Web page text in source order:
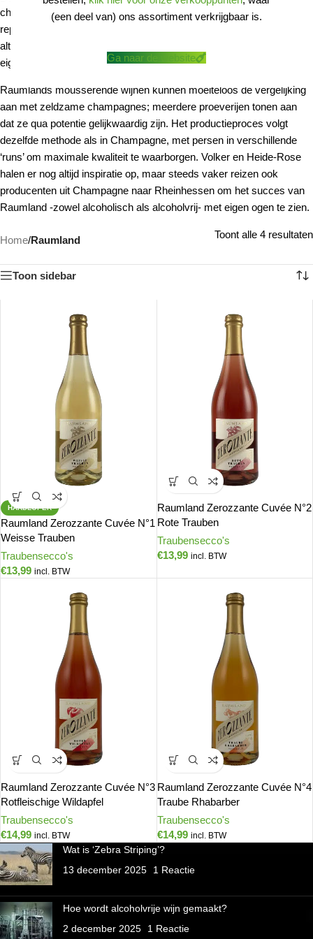
(een deel van) ons assortiment verkrijgbaar is.
Ga naar de website
chardonnay en pinot noir van internationale allure. Toch groeit de
reputatie van Raumland even sterk op het gebied van alcoholvrije
alternatieven, die opvallen door hun vakmanschap en complexiteit;
eigenschappen die je zelden in dit segment tegenkomt.
Raumlands mousserende wijnen kunnen moeiteloos de vergelijking
aan met zeldzame champagnes; meerdere proeverijen tonen aan
dat ze qua potentie gelijkwaardig zijn. Het productieproces volgt
dezelfde methode als in Champagne, met persen in verschillende
‘runs’ om maximale kwaliteit te waarborgen. Volker en Heide-Rose
halen er nog altijd inspiratie op, maar steeds vaker reizen ook
producenten uit Champagne naar Rheinhessen om het succes van
Raumland -zowel alcoholisch als alcoholvrij- met eigen ogen te zien.
Home/Raumland Toont alle 4 resultaten
Toon sidebar
HARDLOPER
Raumland Zerozzante Cuvée N°1
Weisse Trauben
Traubensecco's
€13,99 incl. BTW
Raumland Zerozzante Cuvée N°2
Rote Trauben
Traubensecco's
€13,99 incl. BTW
Raumland Zerozzante Cuvée N°3
Rotfleischige Wildapfel
Traubensecco's
€14,99 incl. BTW
Raumland Zerozzante Cuvée N°4
Traube Rhabarber
Traubensecco's
€14,99 incl. BTW
Wat is ‘Zebra Striping’?
13 december 2025
1 Reactie
Hoe wordt alcoholvrije wijn gemaakt?
2 december 2025
1 Reactie